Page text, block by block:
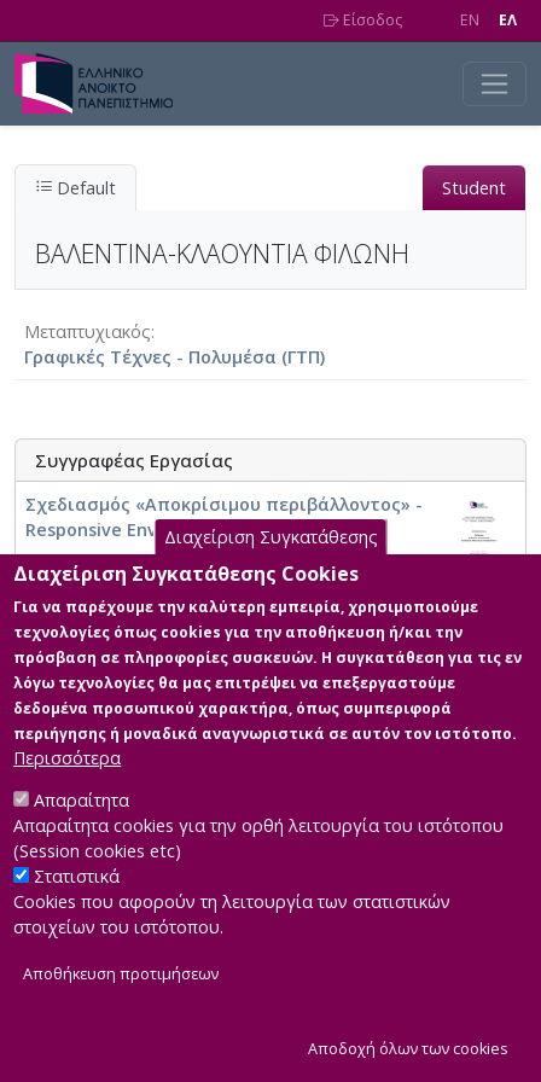
Είσοδος EN EΛ
Default Student
ΒΑΛΕΝΤΙΝΑ-ΚΛΑΟΥΝΤΙΑ ΦΙΛΩΝΗ
Μεταπτυχιακός
Γραφικές Τέχνες - Πολυμέσα (ΓΤΠ)
Συγγραφέας Εργασίας
Σχεδιασμός «Αποκρίσιμου περιβάλλοντος» -
Responsive Environments
Developed byINTEROPTICS
Διαχείριση Συγκατάθεσης
Διαχείριση Συγκατάθεσης Cookies
Για να παρέχουμε την καλύτερη εμπειρία, χρησιμοποιούμε
τεχνολογίες όπως cookies για την αποθήκευση ή/και την
πρόσβαση σε πληροφορίες συσκευών. Η συγκατάθεση για τις εν
λόγω τεχνολογίες θα μας επιτρέψει να επεξεργαστούμε
δεδομένα προσωπικού χαρακτήρα, όπως συμπεριφορά
περιήγησης ή μοναδικά αναγνωριστικά σε αυτόν τον ιστότοπο.
Περισσότερα
Απαραίτητα
Απαραίτητα cookies για την ορθή λειτουργία του ιστότοπου
(Session cookies etc)
Στατιστικά
Cookies που αφορούν τη λειτουργία των στατιστικών
στοιχείων του ιστότοπου.
Αποθήκευση προτιμήσεων
Αποδοχή όλων των cookies